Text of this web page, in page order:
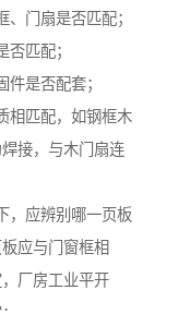
门扇是否匹配；
匹配；
是否配套；
相匹配，如钢框木
接，与木门扇连
，应辨别哪一页板
应与门窗框相
厂房工业平开